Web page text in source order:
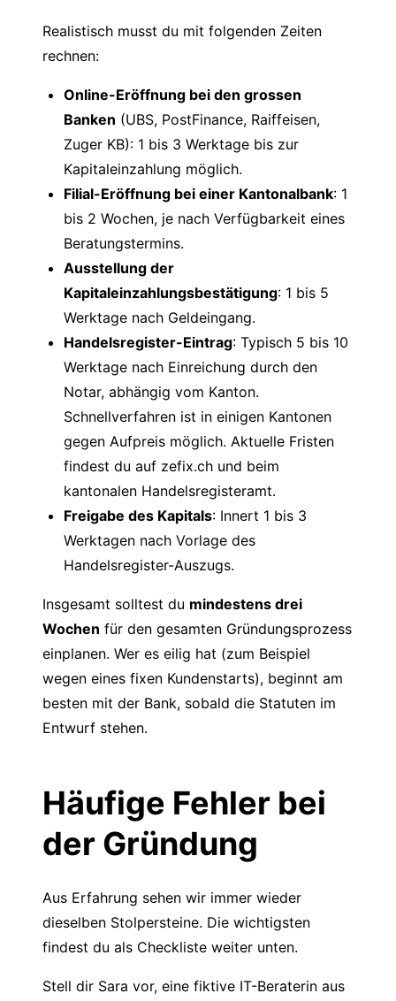
Realistisch musst du mit folgenden Zeiten
rechnen:
Online-Eröffnung bei den grossen
Banken (UBS, PostFinance, Raiffeisen,
Zuger KB): 1 bis 3 Werktage bis zur
Kapitaleinzahlung möglich.
Filial-Eröffnung bei einer Kantonalbank: 1
bis 2 Wochen, je nach Verfügbarkeit eines
Beratungstermins.
Ausstellung der
Kapitaleinzahlungsbestätigung: 1 bis 5
Werktage nach Geldeingang.
Handelsregister-Eintrag: Typisch 5 bis 10
Werktage nach Einreichung durch den
Notar, abhängig vom Kanton.
Schnellverfahren ist in einigen Kantonen
gegen Aufpreis möglich. Aktuelle Fristen
findest du auf zefix.ch und beim
kantonalen Handelsregisteramt.
Freigabe des Kapitals: Innert 1 bis 3
Werktagen nach Vorlage des
Handelsregister-Auszugs.
Insgesamt solltest du mindestens drei
Wochen für den gesamten Gründungsprozess
einplanen. Wer es eilig hat (zum Beispiel
wegen eines fixen Kundenstarts), beginnt am
besten mit der Bank, sobald die Statuten im
Entwurf stehen.
Häufige Fehler bei
der Gründung
Aus Erfahrung sehen wir immer wieder
dieselben Stolpersteine. Die wichtigsten
findest du als Checkliste weiter unten.
Stell dir Sara vor, eine fiktive IT-Beraterin aus